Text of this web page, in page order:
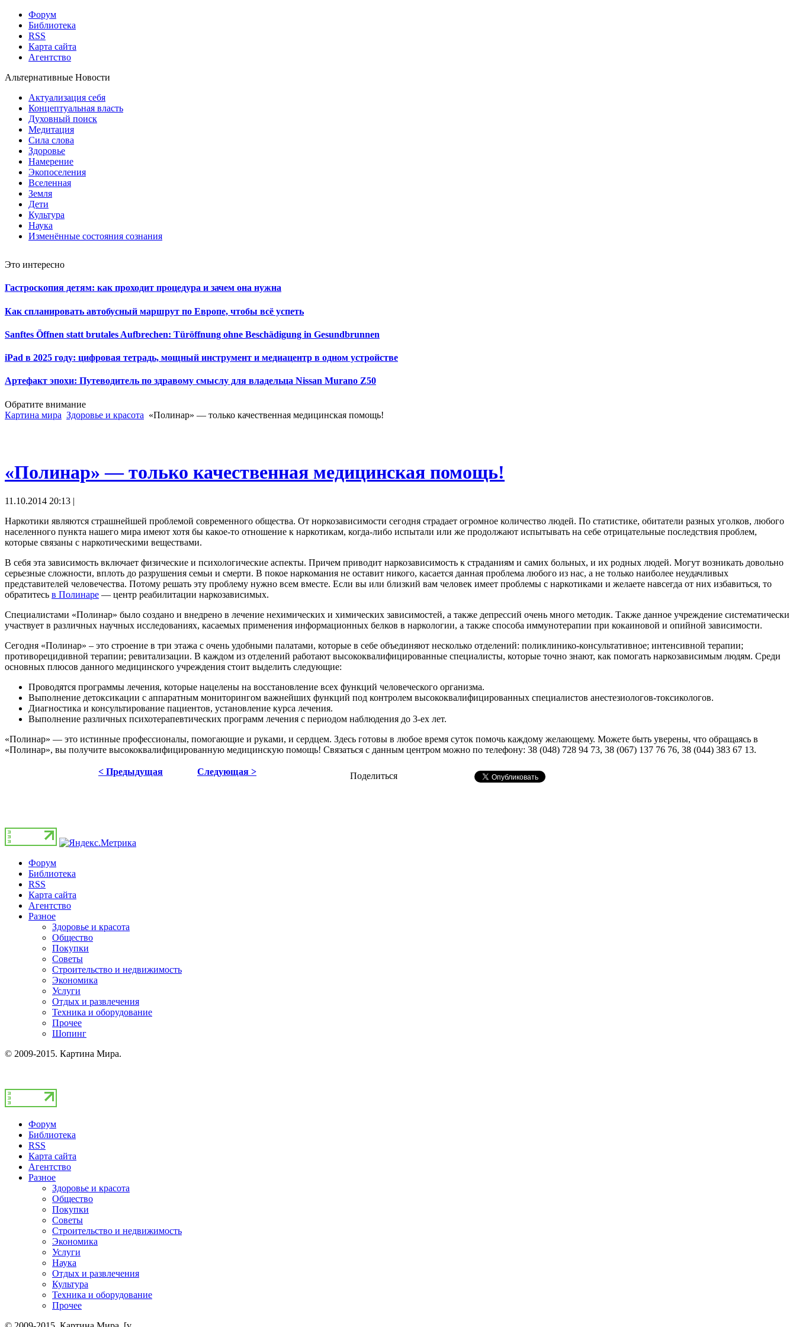
Форум
Библиотека
RSS
Карта сайта
Агентство
Альтернативные Новости
Актуализация себя
Концептуальная власть
Духовный поиск
Медитация
Сила слова
Здоровье
Намерение
Экопоселения
Вселенная
Земля
Дети
Культура
Наука
Изменённые состояния сознания
Это интересно
Гастроскопия детям: как проходит процедура и зачем она нужна
Как спланировать автобусный маршрут по Европе, чтобы всё успеть
Sanftes Öffnen statt brutales Aufbrechen: Türöffnung ohne Beschädigung in Gesundbrunnen
iPad в 2025 году: цифровая тетрадь, мощный инструмент и медиацентр в одном устройстве
Артефакт эпохи: Путеводитель по здравому смыслу для владельца Nissan Murano Z50
Обратите внимание
Картина мира Здоровье и красота «Полинар» — только качественная медицинская помощь!
«Полинар» — только качественная медицинская помощь!
11.10.2014 20:13 |
Наркотики являются страшнейшей проблемой современного общества. От норкозависимости сегодня страдает огромное количество людей. По статистике, обитатели разных уголков, любого
населенного пункта нашего мира имеют хотя бы какое-то отношение к наркотикам, когда-либо испытали или же продолжают испытывать на себе отрицательные последствия проблем,
которые связаны с наркотическими веществами.
В себя эта зависимость включает физические и психологические аспекты. Причем приводит наркозависимость к страданиям и самих больных, и их родных людей. Могут возникать довольно
серьезные сложности, вплоть до разрушения семьи и смерти. В покое наркомания не оставит никого, касается данная проблема любого из нас, а не только наиболее неудачливых
представителей человечества. Потому решать эту проблему нужно всем вместе. Если вы или близкий вам человек имеет проблемы с наркотиками и желаете навсегда от них избавиться, то
обратитесь в Полинаре — центр реабилитации наркозависимых.
Специалистами «Полинар» было создано и внедрено в лечение нехимических и химических зависимостей, а также депрессий очень много методик. Также данное учреждение систематически
участвует в различных научных исследованиях, касаемых применения информационных белков в наркологии, а также способа иммунотерапии при кокаиновой и опийной зависимости.
Сегодня «Полинар» – это строение в три этажа с очень удобными палатами, которые в себе объединяют несколько отделений: поликлинико-консультативное; интенсивной терапии;
противорецидивной терапии; ревитализации. В каждом из отделений работают высококвалифицированные специалисты, которые точно знают, как помогать наркозависимым людям. Среди
основных плюсов данного медицинского учреждения стоит выделить следующие:
Проводятся программы лечения, которые нацелены на восстановление всех функций человеческого организма.
Выполнение детоксикации с аппаратным мониторингом важнейших функций под контролем высококвалифицированных специалистов анестезиологов-токсикологов.
Диагностика и консультирование пациентов, установление курса лечения.
Выполнение различных психотерапевтических программ лечения с периодом наблюдения до 3-ех лет.
«Полинар» — это истинные профессионалы, помогающие и руками, и сердцем. Здесь готовы в любое время суток помочь каждому желающему. Можете быть уверены, что обращаясь в
«Полинар», вы получите высококвалифицированную медицинскую помощь! Связаться с данным центром можно по телефону: 38 (048) 728 94 73, 38 (067) 137 76 76, 38 (044) 383 67 13.
Поделиться
< Предыдущая Следующая >
Форум
Библиотека
RSS
Карта сайта
Агентство
Разное
Здоровье и красота
Общество
Покупки
Советы
Строительство и недвижимость
Экономика
Услуги
Отдых и развлечения
Техника и оборудование
Прочее
Шопинг
© 2009-2015. Картина Мира.
Форум
Библиотека
RSS
Карта сайта
Агентство
Разное
Здоровье и красота
Общество
Покупки
Советы
Строительство и недвижимость
Экономика
Услуги
Наука
Отдых и развлечения
Культура
Техника и оборудование
Прочее